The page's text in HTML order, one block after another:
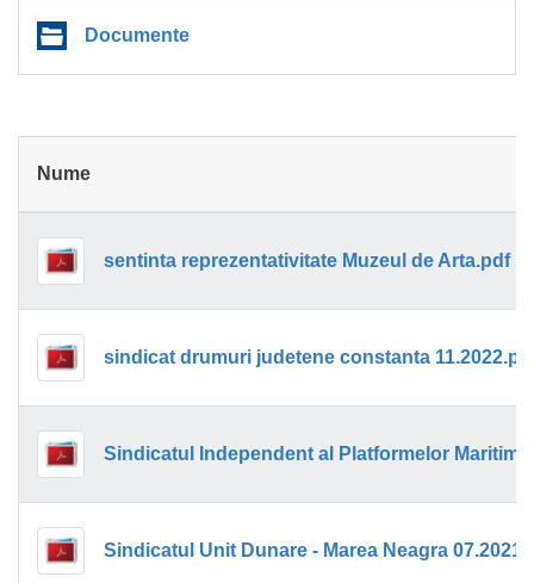
Documente
Nume
sentinta reprezentativitate Muzeul de Arta.pdf
sindicat drumuri judetene constanta
Sindicatul Unit Dunare - Marea Neagra